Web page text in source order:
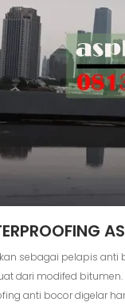
sebagai pelapis
dari modifed
anti bocor digelar